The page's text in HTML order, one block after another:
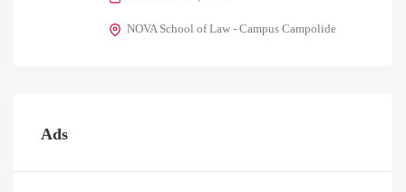
NOVA School of Law - Campus Campolide
Ads